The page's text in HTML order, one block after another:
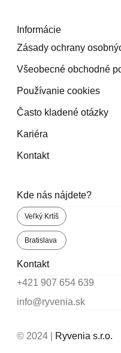
Informácie
Zásady ochrany
Všeobecné obchodné
Používanie cookies
Často kladené otázky
Kariéra
Kontakt
Kde nás nájdete?
Veľký Krtíš
Bratislava
Kontakt
+421 907 654 639
info@ryvenia.sk
© 2024 | Ryvenia s.r.o.